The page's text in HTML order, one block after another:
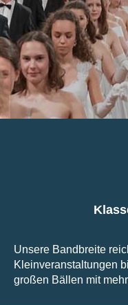
Unsere Bandbreite
Kleinveranstaltungen
großen Bällen mit